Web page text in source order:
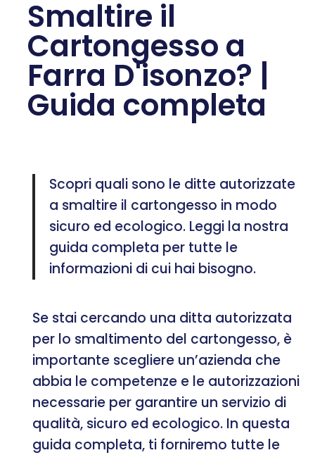
Smaltire il
Cartongesso a
Farra D'isonzo? |
Guida completa
Scopri quali sono le ditte autorizzate
a smaltire il cartongesso in modo
sicuro ed ecologico. Leggi la nostra
guida completa per tutte le
informazioni di cui hai bisogno.
Se stai cercando una ditta autorizzata
per lo smaltimento del cartongesso, è
importante scegliere un’azienda che
abbia le competenze e le autorizzazioni
necessarie per garantire un servizio di
qualità, sicuro ed ecologico. In questa
guida completa, ti forniremo tutte le